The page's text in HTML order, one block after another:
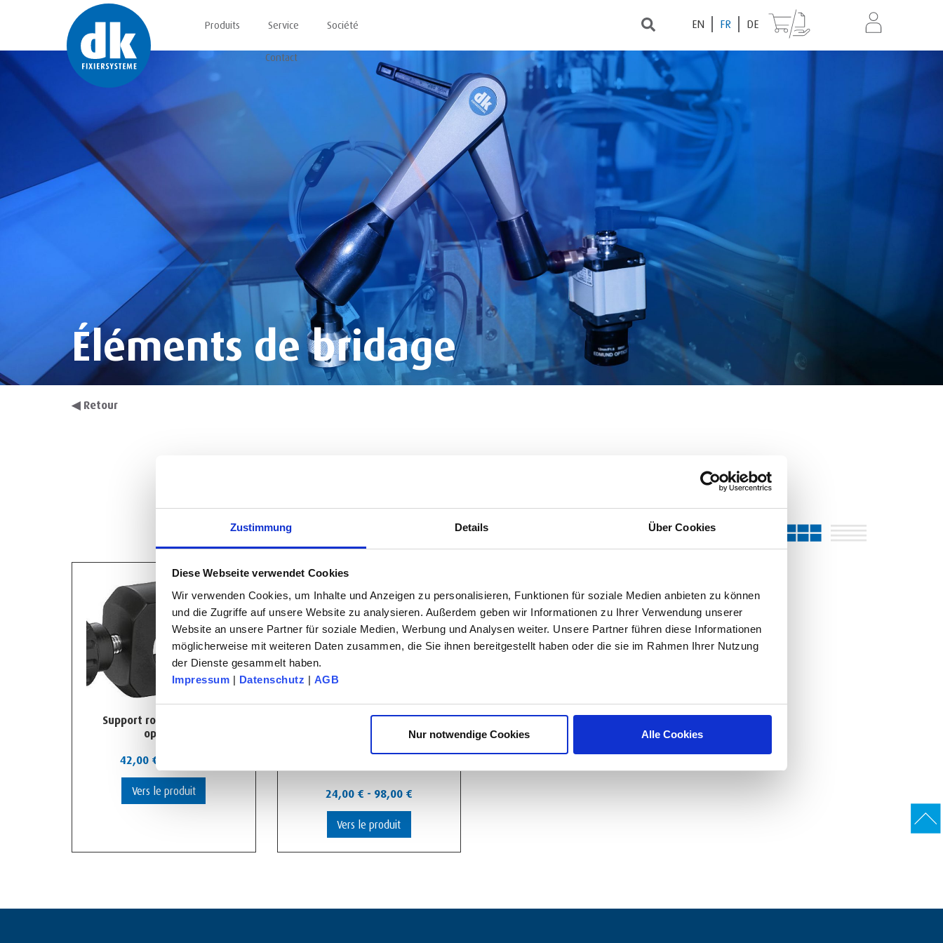
Zustimmung Details Über Cookies
Diese Webseite verwendet Cookies
Wir verwenden Cookies, um Inhalte und Anzeigen zu personalisieren, Funktionen für soziale Medien anbieten zu können
und die Zugriffe auf unsere Website zu analysieren. Außerdem geben wir Informationen zu Ihrer Verwendung unserer
Website an unsere Partner für soziale Medien, Werbung und Analysen weiter. Unsere Partner führen diese Informationen
möglicherweise mit weiteren Daten zusammen, die Sie ihnen bereitgestellt haben oder die sie im Rahmen Ihrer Nutzung
der Dienste gesammelt haben.
Impressum | Datenschutz | AGB
Nur notwendige Cookies Alle Cookies
Produits Service
Société
Contact
EN FR DE
Éléments de bridage
◀ Retour
Support rond pour guide
optique
42,00 €
Vers le produit
Pince pour objets ronds
24,00 € - 98,00 €
Vers le produit